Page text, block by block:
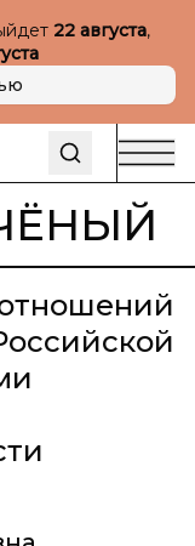
22 августа,